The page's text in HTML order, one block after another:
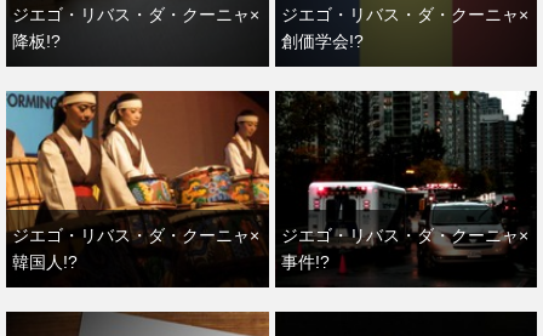
ジエゴ・リバス・ダ・クーニャ×
降板!?
ジエゴ・リバス・ダ・クーニャ×
創価学会!?
ジエゴ・リバス・ダ・クーニャ×
韓国人!?
ジエゴ・リバス・ダ・クーニャ×
事件!?